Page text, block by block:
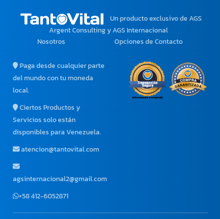
Un producto exclusivode AGS
Argent Consulting y AGS Internacional
Nosotros
Opciones de Contacto
Paga desde cualquier parte
del mundo con tu moneda
local.
Ciertos Productos y
Servicios solo están
disponibles para Venezuela.
atencion@tantovital.com
agsinternacional2@gmail.com
+58 412-6052871